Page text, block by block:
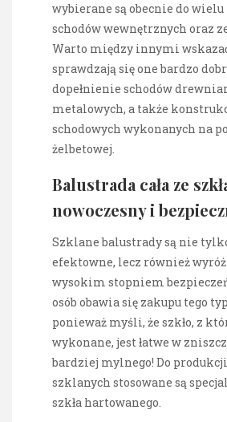
wybierane są obecnie do
schodów wewnętrznych oraz
Warto między innymi
sprawdzają się one bardzo
dopełnienie schodów
metalowych, a także
schodowych wykonanych na
żelbetowej.
Balustrada cała ze
nowoczesny i
Szklane balustrady są nie
efektowne, lecz również
wysokim stopniem
osób obawia się zakupu tego
ponieważ myśli, że szkło, z
wykonane, jest łatwe w
bardziej mylnego! Do
szklanych stosowane są
szkła hartowanego.